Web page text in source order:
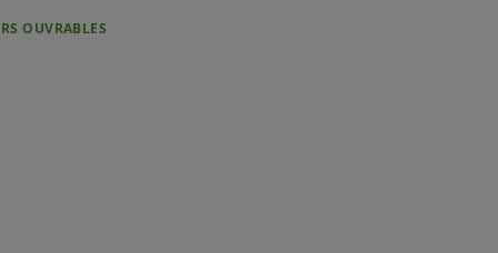
OUVRABLES